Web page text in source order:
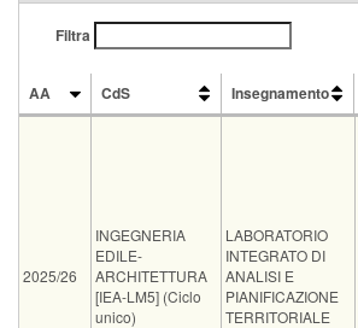
Filtra
AA CdS Insegnamento
2025/26
INGEGNERIA
EDILE-
ARCHITETTURA
[IEA-LM5] (Ciclo
unico)
LABORATORIO
INTEGRATO DI
ANALISI E
PIANIFICAZIONE
TERRITORIALE